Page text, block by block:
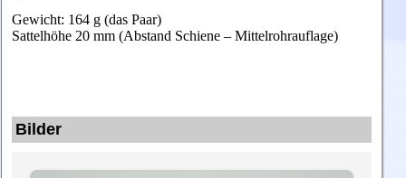
Gewicht: 164 g (das Paar)
Sattelhöhe 20 mm (Abstand Schiene – Mittelrohrauflage)
Bilder